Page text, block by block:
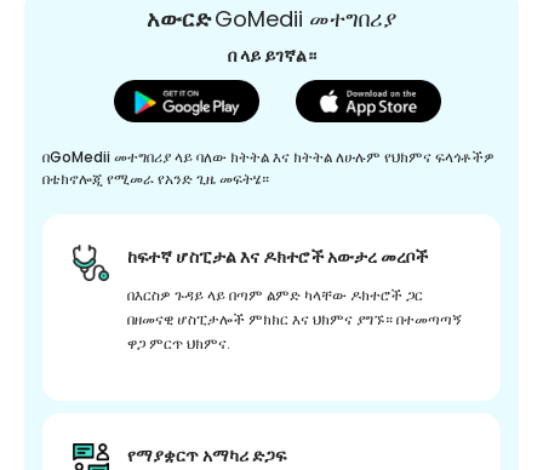
አውርድGoMedii መተግበሪያ
በ ላይ ይገኛል።
በGoMedii መተግበሪያ ላይ ባለው ክትትል እና ክትትል ለሁሉም የህክምና ፍላጎቶችዎ
በቴክኖሎጂ የሚመራ የአንድ ጊዜ መፍትሄ።
ከፍተኛ ሆስፒታል እና ዶክተሮች አውታረ መረቦች
በእርስዎ ጉዳይ ላይ በጣም ልምድ ካላቸው ዶክተሮች ጋር
በዘመናዊ ሆስፒታሎች ምክክር እና ህክምና ያግኙ። በተመጣጣኝ
ዋጋ ምርጥ ህክምና.
የማያቋርጥ አማካሪ ድጋፍ